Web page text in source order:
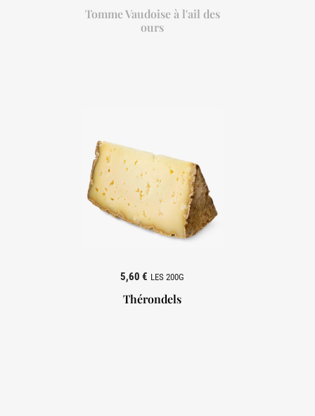
Tomme Vaudoise à l'ail des
ours

Thérondels
5,60 € LES 200G